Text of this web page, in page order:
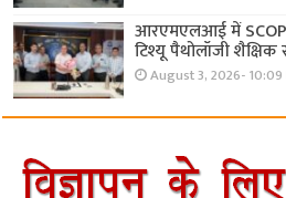
आरएमएलआई में
टिश्यू पैथोलॉजी
August 3, 2026- 10:09